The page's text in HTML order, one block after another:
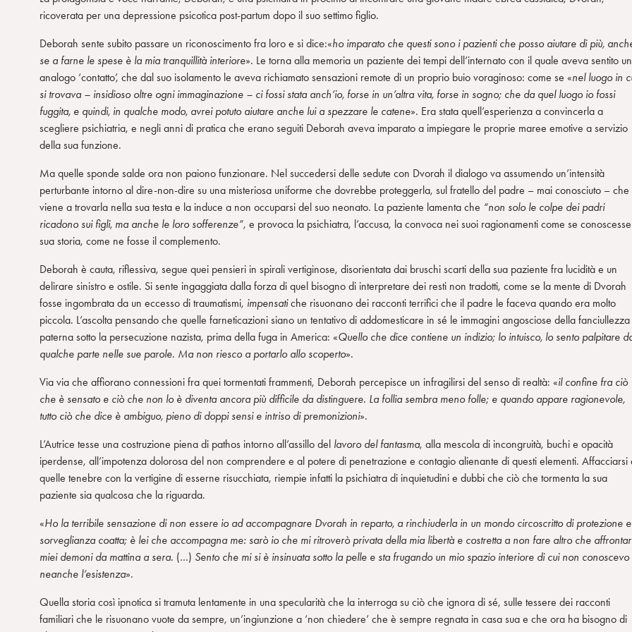
n
o
ricoverata per una depressione psicotica post-partum dopo il suo settimo figlio.
Deborah sente subito passare un riconoscimento fra loro e si dice:«ho imparato che questi sono i pazienti che posso aiutare di più,
se a farne le spese è la mia tranquillità interiore». Le torna alla memoria un paziente dei tempi dell’internato con il quale aveva sentito un
analogo ‘contatto’, che dal suo isolamento le aveva richiamato sensazioni remote di un proprio buio voraginoso: come se «nel luogo in
si trovava – insidioso oltre ogni immaginazione – ci fossi stata anch’io, forse in un’altra vita, forse in sogno; che da quel luogo io fossi
fuggita, e quindi, in qualche modo, avrei potuto aiutare anche lui a spezzare le catene». Era stata quell’esperienza a convincerla a
scegliere psichiatria, e negli anni di pratica che erano seguiti Deborah aveva imparato a impiegare le proprie maree emotive a servizio
della sua funzione.
Ma quelle sponde salde ora non paiono funzionare. Nel succedersi delle sedute con Dvorah il dialogo va assumendo un’intensità
perturbante intorno al dire-non-dire su una misteriosa uniforme che dovrebbe proteggerla, sul fratello del padre – mai conosciuto – che
viene a trovarla nella sua testa e la induce a non occuparsi del suo neonato. La paziente lamenta che “non solo le colpe dei padri
ricadono sui figli, ma anche le loro sofferenze”, e provoca la psichiatra, l’accusa, la convoca nei suoi ragionamenti come se
sua storia, come ne fosse il complemento.
Deborah è cauta, riflessiva, segue quei pensieri in spirali vertiginose, disorientata dai bruschi scarti della sua paziente fra lucidità e un
delirare sinistro e ostile. Si sente ingaggiata dalla forza di quel bisogno di interpretare dei resti non tradotti, come se la mente di Dvorah
fosse ingombrata da un eccesso di traumatismi, impensatiche risuonano dei racconti terrifici che il padre le faceva quando era molto
piccola. L’ascolta pensando che quelle farneticazioni siano un tentativo di addomesticare in sé le immagini angosciose della fanciullezza
paterna sotto la persecuzione nazista, prima della fuga in America: «Quello che dice contiene un indizio; lo intuisco, lo sento palpitare
qualche parte nelle sue parole. Ma non riesco a portarlo allo scoperto».
Via via che affiorano connessioni fra quei tormentati frammenti, Deborah percepisce un infragilirsi del senso di realtà: «il confine fra ciò
che è sensato e ciò che non lo è diventa ancora più difficile da distinguere. La follia sembra meno folle; e quando appare ragionevole,
tutto ciò che dice è ambiguo, pieno di doppi sensi e intriso di premonizioni».
L’Autrice tesse una costruzione piena di pathos intorno all’assillo del lavoro del fantasma, alla mescola di incongruità, buchi e opacità
iperdense, all’impotenza dolorosa del non comprendere e al potere di penetrazione e contagio alienante di questi elementi. Affacciarsi
quelle tenebre con la vertigine di esserne risucchiata, riempie infatti la psichiatra di inquietudini e dubbi che ciò che tormenta la sua
paziente sia qualcosa che la riguarda.
«Ho la terribile sensazione di non essere io ad accompagnare Dvorah in reparto, a rinchiuderla in un mondo circoscritto di protezione e
sorveglianza coatta; è lei che accompagna me: sarò io che mi ritroverò privata della mia libertà e costretta a non fare altro che
miei demoni da mattina a sera. (…) Sento che mi si è insinuata sotto la pelle e sta frugando un mio spazio interiore di cui non conoscevo
neanche l’esistenza».
Quella storia così ipnotica si tramuta lentamente in una specularità che la interroga su ciò che ignora di sé, sulle tessere dei racconti
familiari che le risuonano vuote da sempre, un’ingiunzione a ‘non chiedere’ che è sempre regnata in casa sua e che ora ha bisogno di